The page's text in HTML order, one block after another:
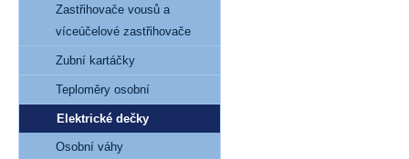
Zastřihovače vousů a
víceúčelové zastřihovače
Zubní kartáčky
Teploměry osobní
Elektrické dečky
Osobní váhy